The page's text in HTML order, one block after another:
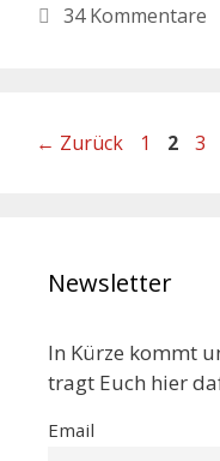
34 Kommentare
← Zurück 1 2 3
Newsletter
In Kürze kommt
tragt Euch hier
Email